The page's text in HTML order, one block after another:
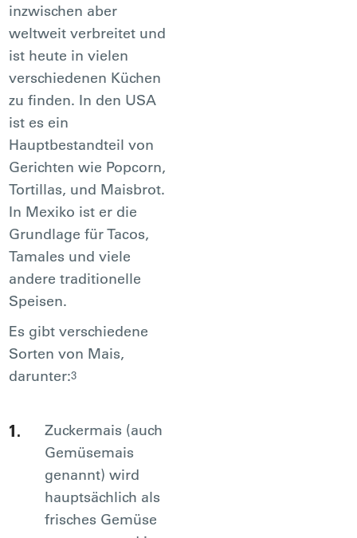
inzwischen aber
weltweit verbreitet und
ist heute in vielen
verschiedenen Küchen
zu finden. In den USA
ist es ein
Hauptbestandteil von
Gerichten wie Popcorn,
Tortillas, und Maisbrot.
In Mexiko ist er die
Grundlage für Tacos,
Tamales und viele
andere traditionelle
Speisen.
Es gibt verschiedene
Sorten von Mais,
darunter:3
Zuckermais (auch
Gemüsemais
genannt) wird
hauptsächlich als
frisches Gemüse